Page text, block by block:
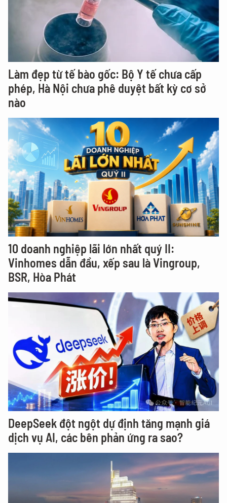
Làm đẹp từ tế bào gốc: Bộ Y tế chưa cấp
phép, Hà Nội chưa phê duyệt bất kỳ cơ sở
nào
10 doanh nghiệp lãi lớn nhất quý II:
Vinhomes dẫn đầu, xếp sau là Vingroup,
BSR, Hòa Phát
DeepSeek đột ngột dự định tăng mạnh giá
dịch vụ AI, các bên phản ứng ra sao?